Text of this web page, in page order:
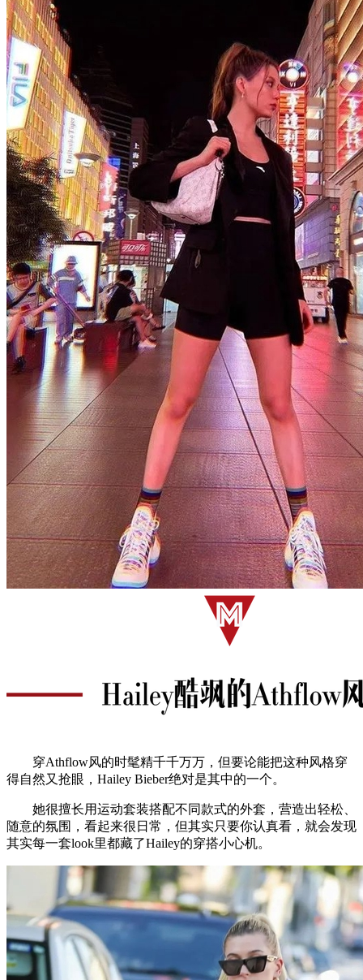
穿Athflow风的时髦精千千万万，但要论能把这种风格穿
得自然又抢眼，Hailey Bieber绝对是其中的一个。
她很擅长用运动套装搭配不同款式的外套，营造出轻松、
随意的氛围，看起来很日常，但其实只要你认真看，就会发现
其实每一套look里都藏了Hailey的穿搭小心机。